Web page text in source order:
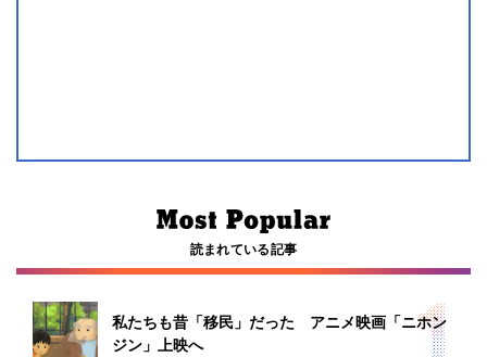
読まれている記事
私たちも昔「移民」だった アニメ映画「ニホン
ジン」上映へ